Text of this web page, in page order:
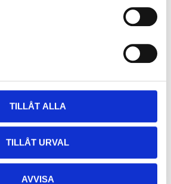
TILLÅT ALLA
TILLÅT URVAL
AVVISA
129:-